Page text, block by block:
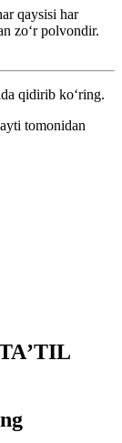
qaysisi har
zoʻr polvondir.
qidirib ko‘ring.
tomonidan